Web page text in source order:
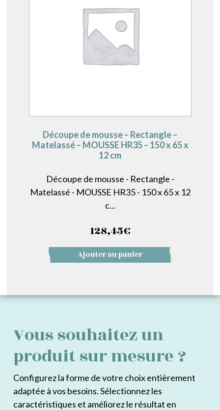
Découpe de mousse – Rectangle –
Matelassé – MOUSSE HR35 – 150 x 65 x
12 cm
Découpe de mousse - Rectangle -
Matelassé - MOUSSE HR35 - 150 x 65 x 12
c...
128,45€
Ajouter au panier
Vous souhaitez un
produit sur mesure ?
Configurez la forme de votre choix entièrement
adaptée à vos besoins. Sélectionnez les
caractéristiques et améliorez le résultat en